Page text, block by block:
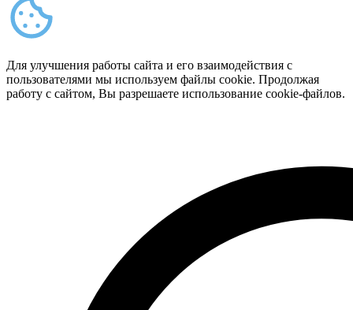
Для улучшения работы сайта и его взаимодействия с
пользователями мы используем файлы cookie. Продолжая
работу с сайтом, Вы разрешаете использование cookie-файлов.